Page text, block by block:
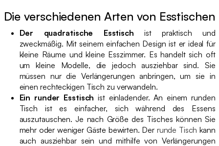
Die verschiedenen Arten von Esstischen
Der quadratische Esstisch ist praktisch und
zweckmäßig. Mit seinem einfachen Design ist er ideal für
kleine Räume und kleine Esszimmer. Es handelt sich oft
um kleine Modelle, die jedoch ausziehbar sind. Sie
müssen nur die Verlängerungen anbringen, um sie in
einen rechteckigen Tisch zu verwandeln.
Ein runder Esstisch ist einladender. An einem runden
Tisch ist es einfacher, sich während des Essens
auszutauschen. Je nach Größe des Tisches können Sie
mehr oder weniger Gäste bewirten. Der runde Tisch kann
auch ausziehbar sein und mithilfe von Verlängerungen